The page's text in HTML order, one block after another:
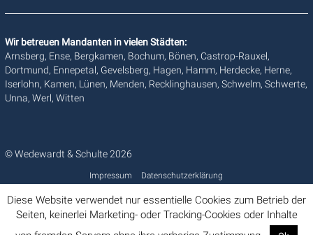
Wir betreuen Mandanten in vielen Städten:
Arnsberg, Ense, Bergkamen, Bochum, Bönen, Castrop-Rauxel,
Dortmund, Ennepetal, Gevelsberg, Hagen, Hamm, Herdecke, Herne,
Iserlohn, Kamen, Lünen, Menden, Recklinghausen, Schwelm, Schwerte,
Unna, Werl, Witten
© Wedewardt & Schulte 2026
Impressum Datenschutzerklärung
Diese Website verwendet nur essentielle Cookies zum Betrieb der
Seiten, keinerlei Marketing- oder Tracking-Cookies oder Inhalte